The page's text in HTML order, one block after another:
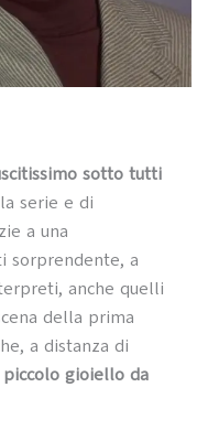
sotto tutti
serie e di
a una
sorprendente, a
anche quelli
della prima
a distanza di
piccolo gioiello da